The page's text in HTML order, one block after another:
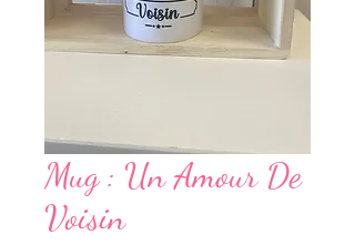
Mug : Un Amour De
Voisin